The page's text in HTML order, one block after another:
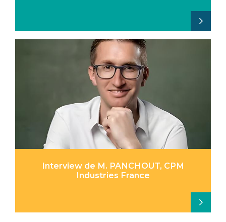
Interview de M. PANCHOUT, CPM
Industries France